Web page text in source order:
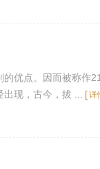
优点。因而被称作
现，古今，拔 ...
[详